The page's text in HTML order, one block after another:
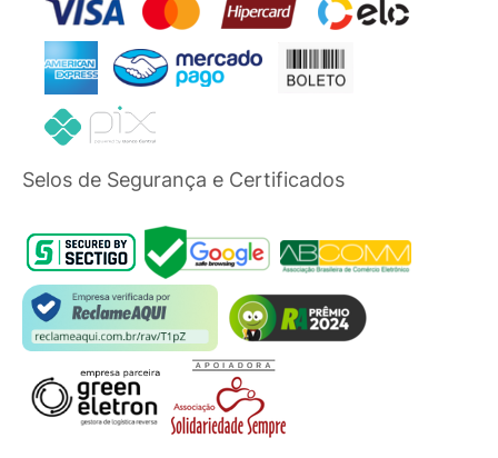
Selos de Segurança e Certificados